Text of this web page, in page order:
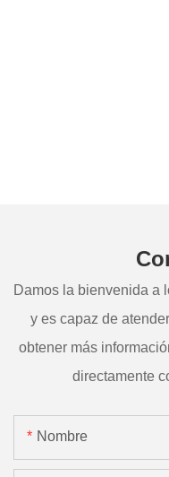
Damos la bienvenida a
y es capaz de
obtener más
directamente
Nombre